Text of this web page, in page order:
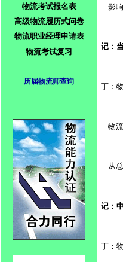
物流考试报名表
高级物流履历式问卷
物流职业经理申请表
物流考试复习
历届物流师查询
影响
记：
丁：
物流
从总
记：
丁：